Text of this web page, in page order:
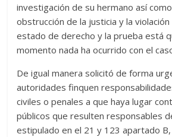
investigación de su hermano así
obstrucción de la justicia y la
estado de derecho y la prueba está
momento nada ha ocurrido con el
De igual manera solicitó de forma
autoridades finquen
civiles o penales a que haya lugar
públicos que resulten responsables
estipulado en el 21 y 123 apartado